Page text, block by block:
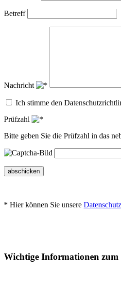
Betreff
Nachricht
Ich stimme den
Prüfzahl
Bitte geben Sie die Prüfzahl in das
abschicken
* Hier können Sie unsere
Wichtige Informationen